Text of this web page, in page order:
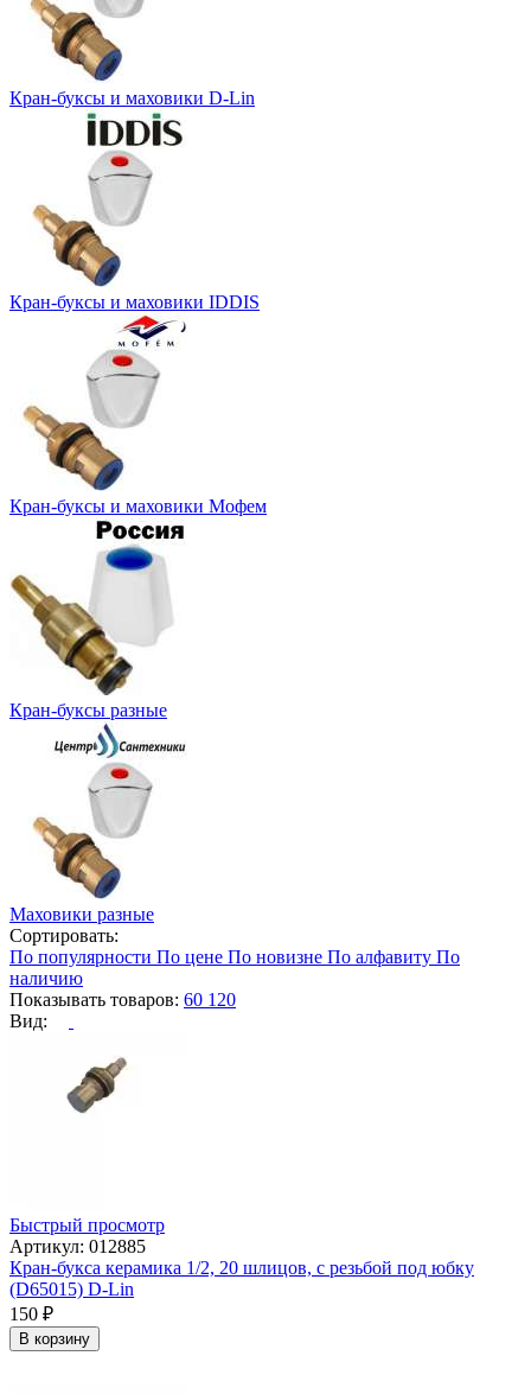
Кран-буксы и маховики D-Lin
Кран-буксы и маховики IDDIS
Кран-буксы и маховики Мофем
Кран-буксы разные
Маховики разные
Сортировать:
По популярности По цене По новизне По алфавиту По
наличию
Показывать товаров: 60 120
Вид:
Быстрый просмотр
Артикул: 012885
Кран-букса керамика 1/2, 20 шлицов, с резьбой под юбку
(D65015) D-Lin
150 ₽
В корзину